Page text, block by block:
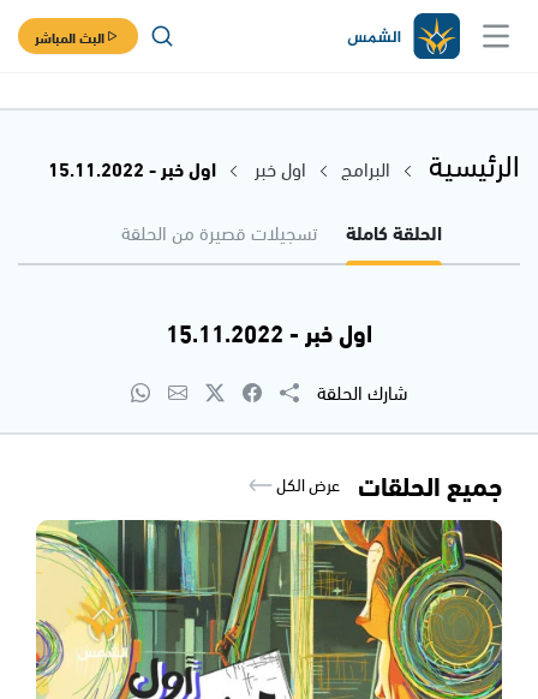
البث المباشر
الرئيسية البرامج اول خبر
اول خبر - 15.11.2022
الحلقة كاملة
تسجيلات قصيرة من الحلقة
اول خبر - 15.11.2022
شارك الحلقة
جميع الحلقات عرض الكل